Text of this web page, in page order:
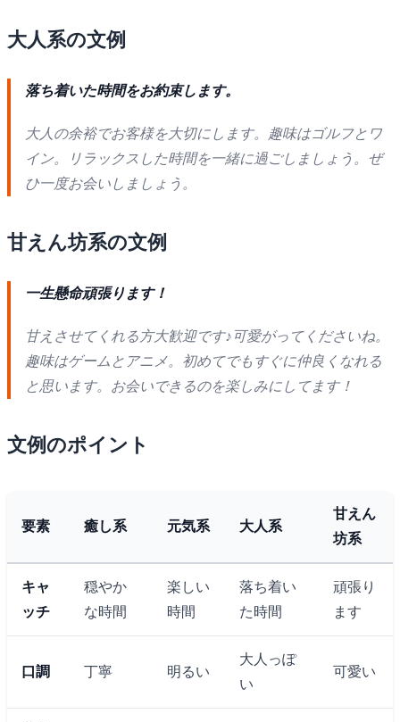
大人系の文例
落ち着いた時間をお約束します。
大人の余裕でお客様を大切にします。趣味はゴルフとワ
イン。リラックスした時間を一緒に過ごしましょう。ぜ
ひ一度お会いしましょう。
甘えん坊系の文例
一生懸命頑張ります！
甘えさせてくれる方大歓迎です♪可愛がってくださいね。
趣味はゲームとアニメ。初めてでもすぐに仲良くなれる
と思います。お会いできるのを楽しみにしてます！
文例のポイント
要素 癒し系 元気系 大人系
甘えん
坊系
キャ
ッチ
穏やか
な時間
楽しい
時間
落ち着い
た時間
頑張り
ます
口調 丁寧 明るい
大人っぽ
い
可愛い